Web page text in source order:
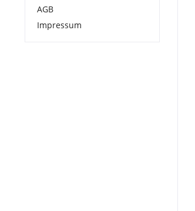
AGB
Impressum